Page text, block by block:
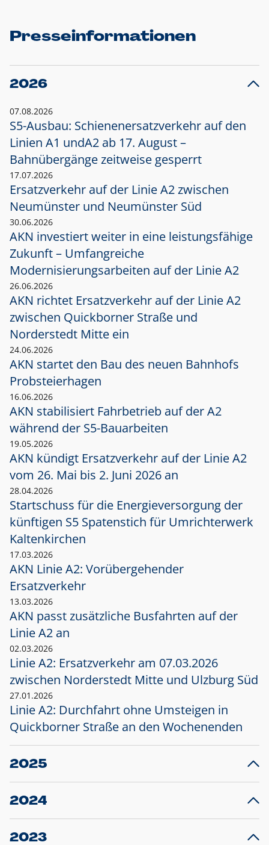
Presseinformationen
2026
07.08.2026
S5-Ausbau: Schienenersatzverkehr auf den
Linien A1 undA2 ab 17. August –
Bahnübergänge zeitweise gesperrt
17.07.2026
Ersatzverkehr auf der Linie A2 zwischen
Neumünster und Neumünster Süd
30.06.2026
AKN investiert weiter in eine leistungsfähige
Zukunft – Umfangreiche
Modernisierungsarbeiten auf der Linie A2
26.06.2026
AKN richtet Ersatzverkehr auf der Linie A2
zwischen Quickborner Straße und
Norderstedt Mitte ein
24.06.2026
AKN startet den Bau des neuen Bahnhofs
Probsteierhagen
16.06.2026
AKN stabilisiert Fahrbetrieb auf der A2
während der S5-Bauarbeiten
19.05.2026
AKN kündigt Ersatzverkehr auf der Linie A2
vom 26. Mai bis 2. Juni 2026 an
28.04.2026
Startschuss für die Energieversorgung der
künftigen S5 Spatenstich für Umrichterwerk
Kaltenkirchen
17.03.2026
AKN Linie A2: Vorübergehender
Ersatzverkehr
13.03.2026
AKN passt zusätzliche Busfahrten auf der
Linie A2 an
02.03.2026
Linie A2: Ersatzverkehr am 07.03.2026
zwischen Norderstedt Mitte und Ulzburg Süd
27.01.2026
Linie A2: Durchfahrt ohne Umsteigen in
Quickborner Straße an den Wochenenden
2025
23.12.2025
Projekt S5: Start der Bauarbeiten am
2024
10.12.2024
Großprojekt S5: Sperrung der Bahnstraße in
2023